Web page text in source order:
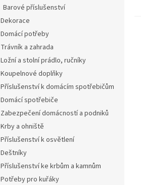
Barové příslušenství
Dekorace
Domácí potřeby
Trávník a zahrada
Ložní a stolní prádlo, ručníky
Koupelnové doplňky
Příslušenství k domácím spotřebičům
Domácí spotřebiče
Zabezpečení domácností a podniků
Krby a ohniště
Příslušenství k osvětlení
Deštníky
Příslušenství ke krbům a kamnům
Potřeby pro kuřáky